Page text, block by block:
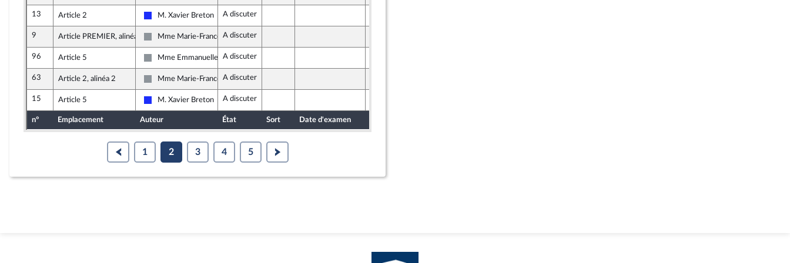
13 Article 2
Les Républicains
M. Xavier Breton A discuter
9 Article PREMIER, alinéa 6
Non inscrit
Mme Marie-France Lorho
A discuter
96 Article 5
Non inscrit
Mme Emmanuelle Ménard
A discuter
63 Article 2, alinéa 2
Non inscrit
Mme Marie-France Lorho
A discuter
15 Article 5
Les Républicains
M. Xavier Breton A discuter
n° Emplacement Auteur État Sort Date d'examen
1 2 3 4 5